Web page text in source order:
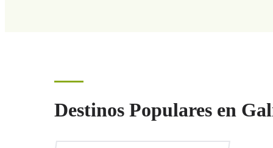
Destinos Populares en